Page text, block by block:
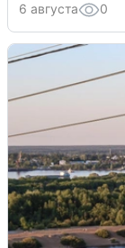
6 августа 0